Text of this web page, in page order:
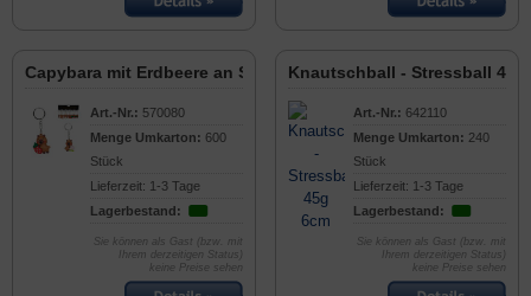
Capybara mit Erdbeere an Schlüsselkette
Art.-Nr.: 570080
Menge Umkarton: 600
Stück
Lieferzeit: 1-3 Tage
Lagerbestand:
Sie können als Gast (bzw. mit
Ihrem derzeitigen Status)
keine Preise sehen
Knautschball - Stressball 45g
Art.-Nr.: 642110
Menge Umkarton: 240
Stück
Lieferzeit: 1-3 Tage
Lagerbestand:
Sie können als Gast (bzw. mit
Ihrem derzeitigen Status)
keine Preise sehen